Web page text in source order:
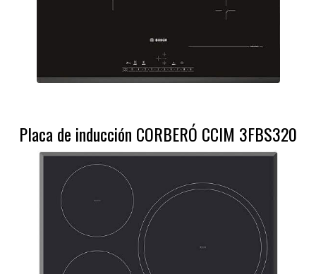
Placa de inducción CORBERÓ CCIM 3FBS320